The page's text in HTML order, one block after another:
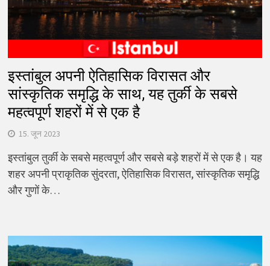
इस्तांबुल अपनी ऐतिहासिक विरासत और
सांस्कृतिक समृद्धि के साथ, यह तुर्की के सबसे
महत्वपूर्ण शहरों में से एक है
15. जून 2023
इस्तांबुल तुर्की के सबसे महत्वपूर्ण और सबसे बड़े शहरों में से एक है। यह
शहर अपनी प्राकृतिक सुंदरता, ऐतिहासिक विरासत, सांस्कृतिक समृद्धि
और गुणों के…